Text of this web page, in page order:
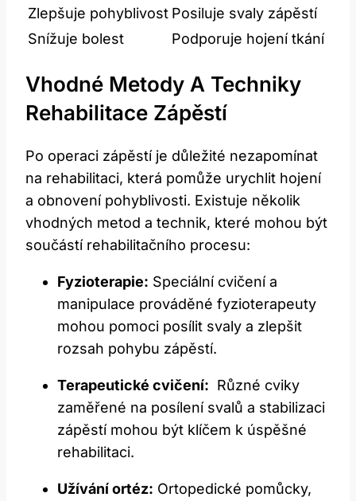
Zlepšuje ⁤pohyblivost Posiluje⁤ svaly zápěstí
Snížuje bolest
Podporuje hojení⁢ tkání
Vhodné Metody ⁤a Techniky
Rehabilitace Zápěstí
Po operaci zápěstí je ‌důležité nezapomínat
na rehabilitaci, která pomůže urychlit hojení
a obnovení pohyblivosti. Existuje několik
vhodných ​metod a technik, které mohou být
součástí ⁢rehabilitačního procesu:
Fyzioterapie: Speciální​ cvičení ‌a
manipulace prováděné fyzioterapeuty
mohou pomoci posílit svaly a ‌zlepšit
rozsah pohybu zápěstí.
Terapeutické cvičení: ⁢ Různé cviky
zaměřené na posílení svalů a stabilizaci
zápěstí mohou být klíčem k úspěšné
rehabilitaci.
Užívání ortéz: Ortopedické pomůcky,